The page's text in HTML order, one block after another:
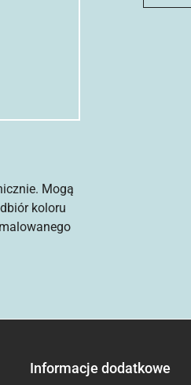
Mogą
koloru
Informacje dodatkowe